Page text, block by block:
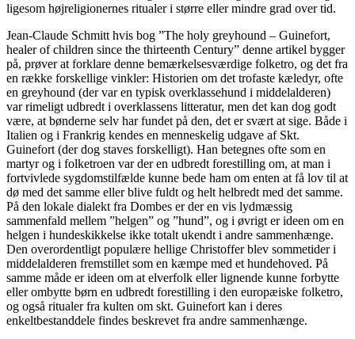
ligesom højreligionernes ritualer i større eller mindre grad over tid.
Jean-Claude Schmitt hvis bog ”The holy greyhound – Guinefort,
healer of children since the thirteenth Century” denne artikel bygger
på, prøver at forklare denne bemærkelsesværdige folketro, og det fra
en række forskellige vinkler: Historien om det trofaste kæledyr, ofte
en greyhound (der var en typisk overklassehund i middelalderen)
var rimeligt udbredt i overklassens litteratur, men det kan dog godt
være, at bønderne selv har fundet på den, det er svært at sige. Både i
Italien og i Frankrig kendes en menneskelig udgave af Skt.
Guinefort (der dog staves forskelligt). Han betegnes ofte som en
martyr og i folketroen var der en udbredt forestilling om, at man i
fortvivlede sygdomstilfælde kunne bede ham om enten at få lov til at
dø med det samme eller blive fuldt og helt helbredt med det samme.
På den lokale dialekt fra Dombes er der en vis lydmæssig
sammenfald mellem ”helgen” og ”hund”, og i øvrigt er ideen om en
helgen i hundeskikkelse ikke totalt ukendt i andre sammenhænge.
Den overordentligt populære hellige Christoffer blev sommetider i
middelalderen fremstillet som en kæmpe med et hundehoved. På
samme måde er ideen om at elverfolk eller lignende kunne forbytte
eller ombytte børn en udbredt forestilling i den europæiske folketro,
og også ritualer fra kulten om skt. Guinefort kan i deres
enkeltbestanddele findes beskrevet fra andre sammenhænge.